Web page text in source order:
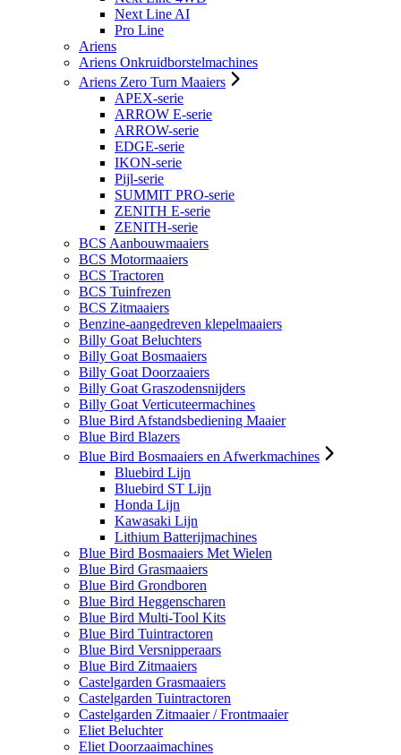
Next Line AI
Pro Line
Ariens
Ariens Onkruidborstelmachines
Ariens Zero Turn Maaiers
APEX-serie
ARROW E-serie
ARROW-serie
EDGE-serie
IKON-serie
Pijl-serie
SUMMIT PRO-serie
ZENITH E-serie
ZENITH-serie
BCS Aanbouwmaaiers
BCS Motormaaiers
BCS Tractoren
BCS Tuinfrezen
BCS Zitmaaiers
Benzine-aangedreven klepelmaaiers
Billy Goat Beluchters
Billy Goat Bosmaaiers
Billy Goat Doorzaaiers
Billy Goat Graszodensnijders
Billy Goat Verticuteermachines
Blue Bird Afstandsbediening Maaier
Blue Bird Blazers
Blue Bird Bosmaaiers en Afwerkmachines
Bluebird Lijn
Bluebird ST Lijn
Honda Lijn
Kawasaki Lijn
Lithium Batterijmachines
Blue Bird Bosmaaiers Met Wielen
Blue Bird Grasmaaiers
Blue Bird Grondboren
Blue Bird Heggenscharen
Blue Bird Multi-Tool Kits
Blue Bird Tuintractoren
Blue Bird Versnipperaars
Blue Bird Zitmaaiers
Castelgarden Grasmaaiers
Castelgarden Tuintractoren
Castelgarden Zitmaaier / Frontmaaier
Eliet Beluchter
Eliet Doorzaaimachines